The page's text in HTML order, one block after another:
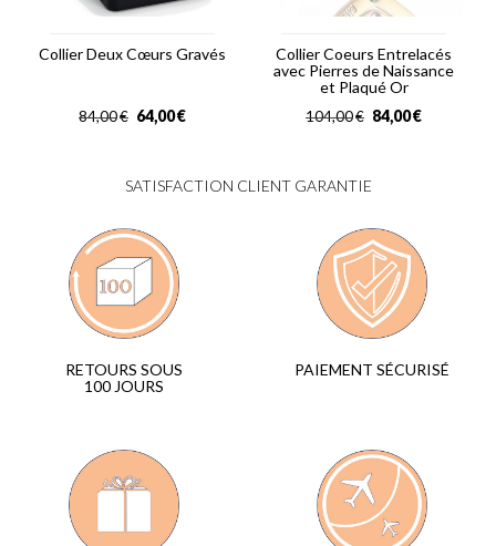
Collier Deux Cœurs Gravés
€
84,00 €
64,00
Collier Coeurs Entrelacés
avec Pierres de Naissance
et Plaqué Or
€
104,00 €
84,00
SATISFACTION CLIENT GARANTIE
RETOURS SOUS
100 JOURS
PAIEMENT SÉCURISÉ